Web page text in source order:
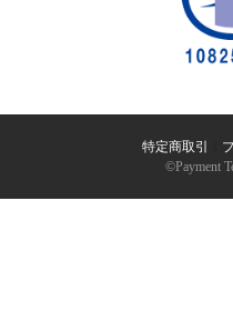
特定商取引
©︎Payment